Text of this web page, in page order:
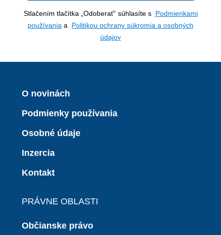
Stlačením tlačítka „Odoberať“ súhlasíte s Podmienkami
používania a Politikou ochrany súkromia a osobných
údajov
O novinách
Podmienky používania
Osobné údaje
Inzercia
Kontakt
PRÁVNE OBLASTI
Občianske právo